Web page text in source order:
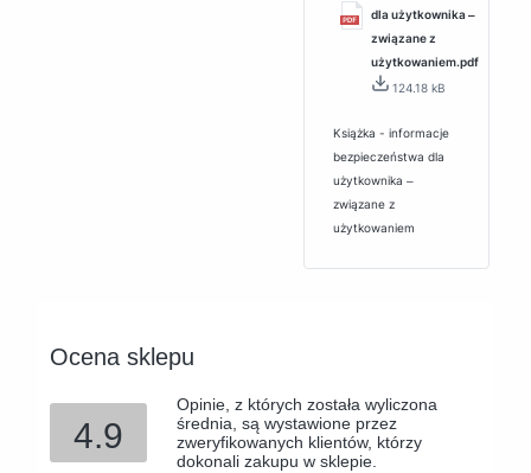
dla użytkownika ‒
związane z
użytkowaniem.pdf
124.18 kB
Książka - informacje
bezpieczeństwa dla
użytkownika ‒
związane z
użytkowaniem
Ocena sklepu
4.9
Opinie, z których została wyliczona
średnia, są wystawione przez
zweryfikowanych klientów, którzy
dokonali zakupu w sklepie.